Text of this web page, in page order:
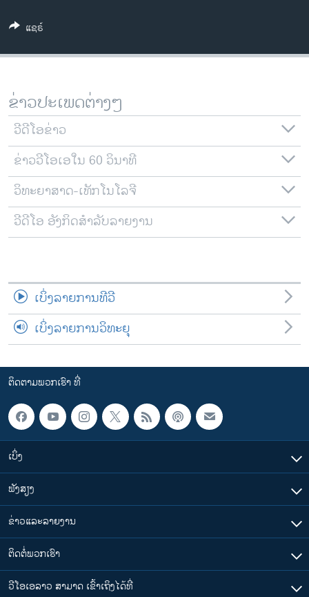
ສຽງ
ລາຍການກະຈາຍສຽງ
ຕິດຕາມພວກເຮົາ ທີ່
ພາສາຕ່າງໆ
ແຊຣ໌
ຂ່າວປະເພດຕ່າງໆ
ວີດີໂອຂ່າວ
ຂ່າວວີໂອເອໃນ 60 ວິນາທີ
ວິທະຍາສາດ-ເທັກໂນໂລຈີ
ວີດີໂອ ອັງກິດສຳລັບລາຍງານ
ເບິ່ງລາຍການທີວີ
ເບິ່ງລາຍການວິທະຍຸ
ຕິດຕາມພວກເຮົາ ທີ່
ເບິ່ງ
ຟັງສຽງ
ຂ່າວແລະລາຍງານ
ຕິດຕໍ່ພວກເຮົາ
ວີໂອເອລາວ ສາມາດ ເຂົ້າເຖິງໄດ້ທີ່